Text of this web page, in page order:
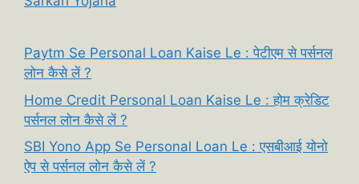
Paytm Se Personal Loan Kaise Le : पेटीएम से पर्सनल
लोन कैसे लें ?
Home Credit Personal Loan Kaise Le : होम क्रेडिट
पर्सनल लोन कैसे लें ?
SBI Yono App Se Personal Loan Le : एसबीआई योनो
ऐप से पर्सनल लोन कैसे लें ?